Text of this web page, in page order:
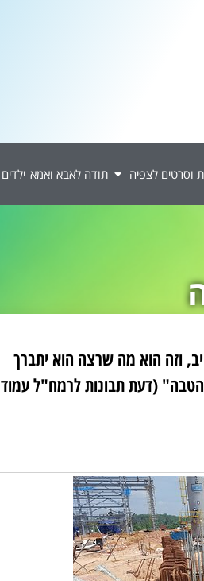
וסרטים לצפיה תודה לאבא ואמא ילדים
וזה הוא מה שרצה הוא יתברך
הטבה" (דעת תבונות לרמח"ל עמוד